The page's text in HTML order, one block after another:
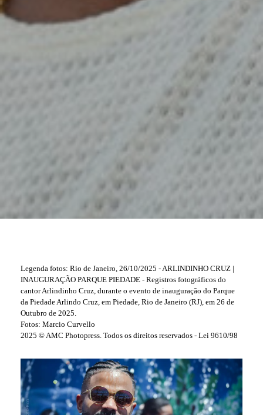
Legenda fotos: Rio de Janeiro, 26/10/2025 - ARLINDINHO CRUZ |
INAUGURAÇÃO PARQUE PIEDADE - Registros fotográficos do
cantor Arlindinho Cruz, durante o evento de inauguração do Parque
da Piedade Arlindo Cruz, em Piedade, Rio de Janeiro (RJ), em 26 de
Outubro de 2025.
Fotos: Marcio Curvello
2025 © AMC Photopress. Todos os direitos reservados - Lei 9610/98